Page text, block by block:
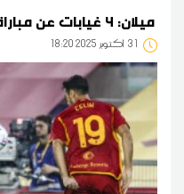
31 18:20 2025 أكتوبر